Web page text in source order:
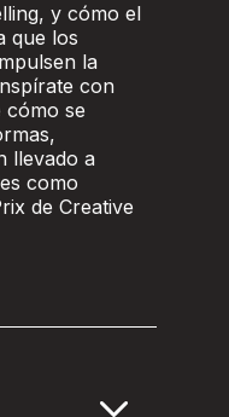
y cómo el
que los
la
con
cómo se
llevado a
como
de Creative